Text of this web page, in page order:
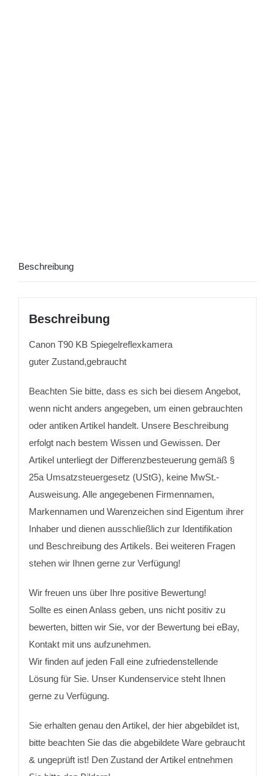
Beschreibung
Beschreibung
Canon T90 KB Spiegelreflexkamera
guter Zustand,gebraucht
Beachten Sie bitte, dass es sich bei diesem Angebot,
wenn nicht anders angegeben, um einen gebrauchten
oder antiken Artikel handelt. Unsere Beschreibung
erfolgt nach bestem Wissen und Gewissen. Der
Artikel unterliegt der Differenzbesteuerung gemäß §
25a Umsatzsteuergesetz (UStG), keine MwSt.-
Ausweisung. Alle angegebenen Firmennamen,
Markennamen und Warenzeichen sind Eigentum ihrer
Inhaber und dienen ausschließlich zur Identifikation
und Beschreibung des Artikels. Bei weiteren Fragen
stehen wir Ihnen gerne zur Verfügung!
Wir freuen uns über Ihre positive Bewertung!
Sollte es einen Anlass geben, uns nicht positiv zu
bewerten, bitten wir Sie, vor der Bewertung bei eBay,
Kontakt mit uns aufzunehmen.
Wir finden auf jeden Fall eine zufriedenstellende
Lösung für Sie. Unser Kundenservice steht Ihnen
gerne zu Verfügung.
Sie erhalten genau den Artikel, der hier abgebildet ist,
bitte beachten Sie das die abgebildete Ware gebraucht
& ungeprüft ist! Den Zustand der Artikel entnehmen